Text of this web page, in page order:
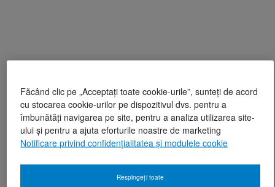
Făcând clic pe „Acceptați toate cookie-urile”, sunteți de acord
cu stocarea cookie-urilor pe dispozitivul dvs. pentru a
îmbunătăți navigarea pe site, pentru a analiza utilizarea site-
ului și pentru a ajuta eforturile noastre de marketing
Notificare privind confidențialitatea și modulele cookie
Respingeți toate